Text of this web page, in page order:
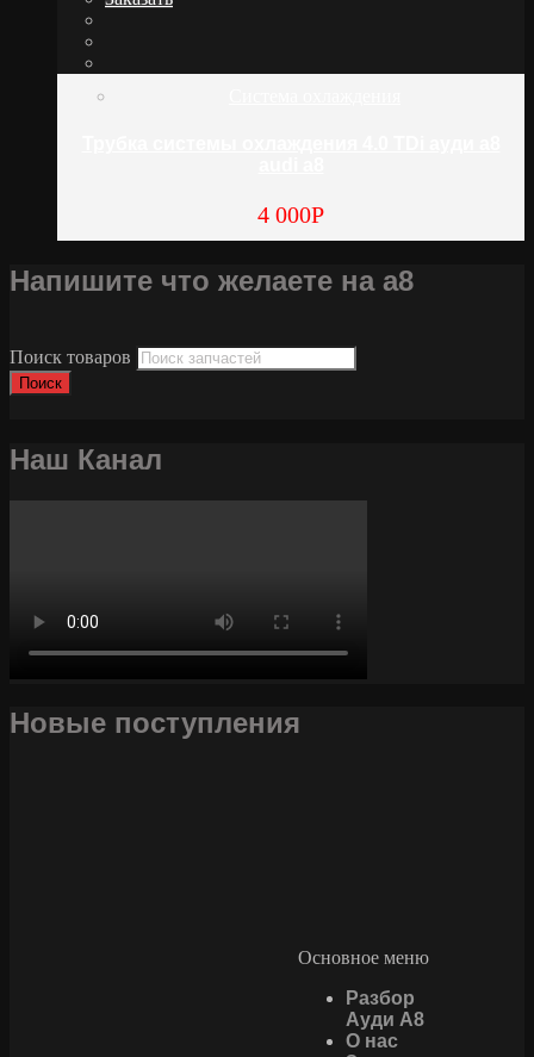
Основное меню
Разбор
Ауди А8
О нас
4 000Р
Напишите что желаете на а8
Поиск товаров
Поиск
Наш Канал
Новые поступления